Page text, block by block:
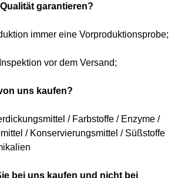
garantieren?
immer eine Vorproduktionsprobe;
vor dem Versand;
uns kaufen?
/ Farbstoffe / Enzyme /
/ Konservierungsmittel / Süßstoffe
bei uns kaufen und nicht bei